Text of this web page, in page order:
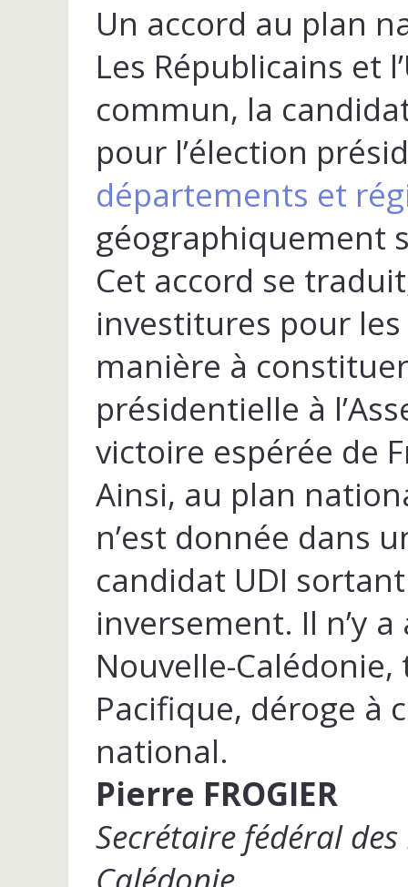
Un accord au plan
Les Républicains et
commun, la
pour l’élection
départements et
géographiquement
Cet accord se
investitures pour
manière à
présidentielle à
victoire espérée de
Ainsi, au plan
n’est donnée dans
candidat UDI
inversement. Il n’y
Nouvelle-
Pacifique, déroge à
national.
Pierre FROGIER
Secrétaire fédéral